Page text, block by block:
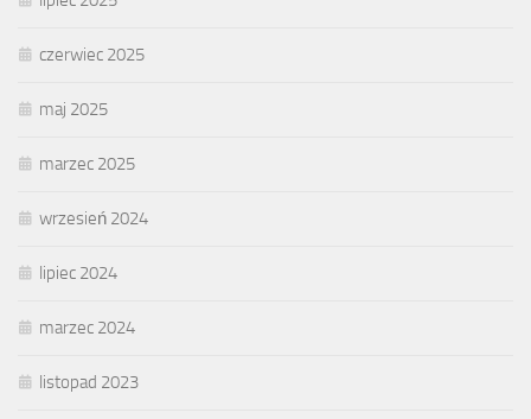
czerwiec 2025
maj 2025
marzec 2025
wrzesień 2024
lipiec 2024
marzec 2024
listopad 2023